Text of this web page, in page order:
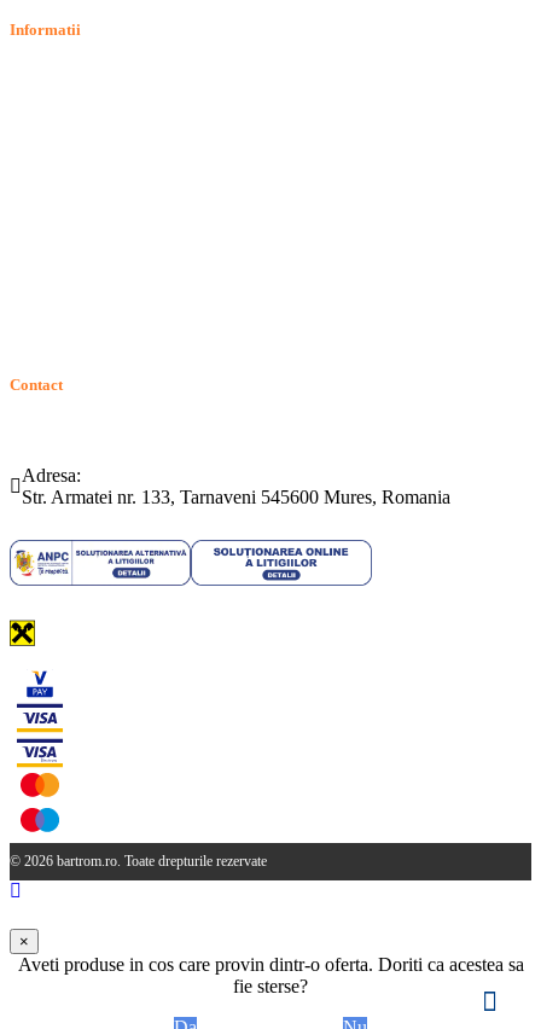
Informatii
Contact
Adresa:
Str. Armatei nr. 133, Tarnaveni 545600 Mures, Romania
© 2026 bartrom.ro. Toate drepturile rezervate
×
Aveti produse in cos care provin dintr-o oferta. Doriti ca acestea sa
fie sterse?